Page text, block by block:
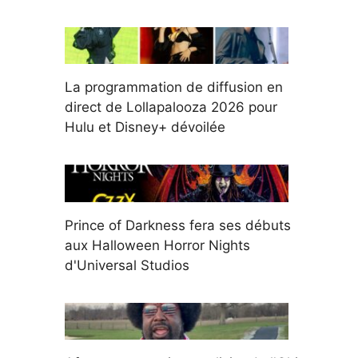
La programmation de diffusion en
direct de Lollapalooza 2026 pour
Hulu et Disney+ dévoilée
Prince of Darkness fera ses débuts
aux Halloween Horror Nights
d'Universal Studios